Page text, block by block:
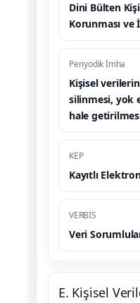
Dini Bülten
Korunması ve
Periyodik İmha
Kişisel
silinmesi, yok
hale
KEP
Kayıtlı
VERBİS
Veri
E. Kişisel